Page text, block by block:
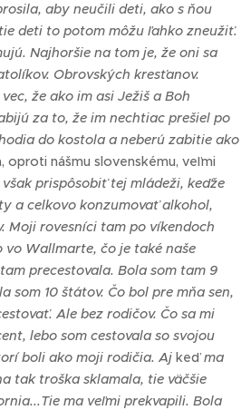
aby neučili deti, ako s ňou
deti to potom môžu ľahko zneužiť.
Najhoršie na tom je, že oni sa
Obrovských kresťanov.
že ako im asi Ježiš a Boh
za to, že im nechtiac prešiel po
do kostola a neberú zabitie ako
oproti nášmu slovenskému, veľmi
prispôsobiť tej mládeži, keďže
a celkovo konzumovať alkohol,
Moji rovesníci tam po víkendoch
Wallmarte, čo je také naše
precestovala. Bola som tam 9
som 10 štátov. Čo bol pre mňa sen,
Ale bez rodičov. Čo sa mi
lebo som cestovala so svojou
boli ako moji rodičia. Aj keďma
tak troška sklamala, tie väčšie
ma veľmi prekvapili. Bola